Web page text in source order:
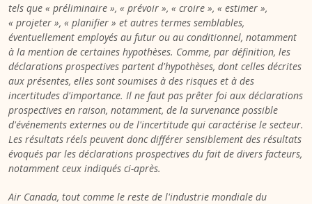
tels que « préliminaire », « prévoir », « croire », « estimer »,
« projeter », « planifier » et autres termes semblables,
éventuellement employés au futur ou au conditionnel, notamment
à la mention de certaines hypothèses. Comme, par définition, les
déclarations prospectives partent d'hypothèses, dont celles décrites
aux présentes, elles sont soumises à des risques et à des
incertitudes d'importance. Il ne faut pas prêter foi aux déclarations
prospectives en raison, notamment, de la survenance possible
d'événements externes ou de l'incertitude qui caractérise le secteur.
Les résultats réels peuvent donc différer sensiblement des résultats
évoqués par les déclarations prospectives du fait de divers facteurs,
notamment ceux indiqués ci-après.
Air Canada, tout comme le reste de l'industrie mondiale du